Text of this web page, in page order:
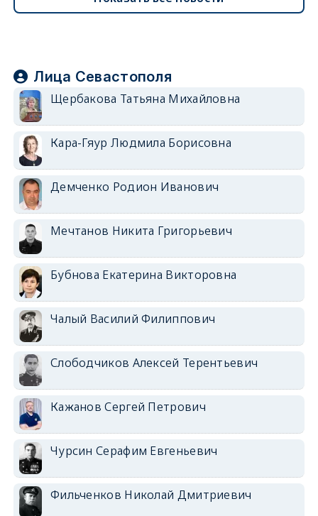
Лица Севастополя
Щербакова Татьяна Михайловна
Кара-Гяур Людмила Борисовна
Демченко Родион Иванович
Мечтанов Никита Григорьевич
Бубнова Екатерина Викторовна
Чалый Василий Филиппович
Слободчиков Алексей Терентьевич
Кажанов Сергей Петрович
Чурсин Серафим Евгеньевич
Фильченков Николай Дмитриевич